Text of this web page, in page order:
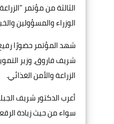
الثالثة من مؤتمر
الوزراء والمسؤولين
شهد المؤتمر حضورًا
شريف فاروق، وزير
الزراعة والأمن الغذائي.
أعرب الدكتور شريف
سواء من حيث زيادة